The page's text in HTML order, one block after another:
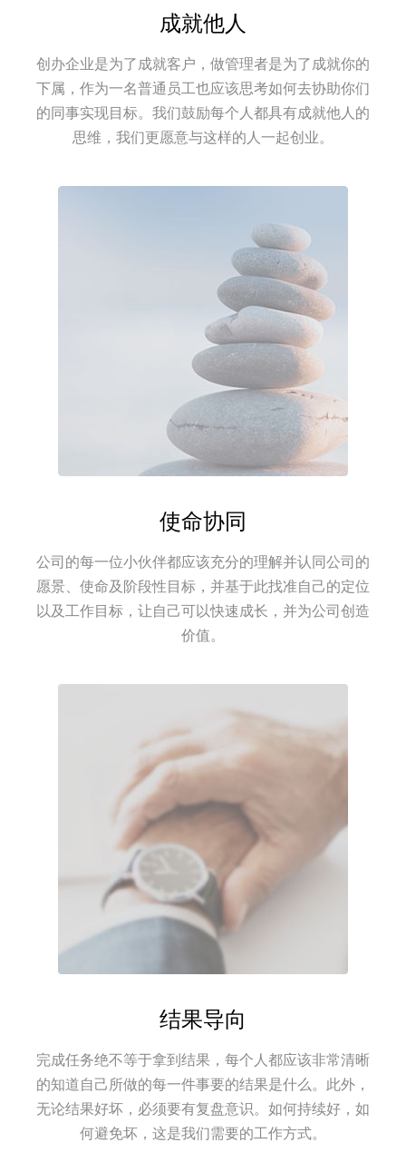
成就他人
创办企业是为了成就客户，做管理者是为了成就你的
下属，作为一名普通员工也应该思考如何去协助你们
的同事实现目标。我们鼓励每个人都具有成就他人的
思维，我们更愿意与这样的人一起创业。
使命协同
公司的每一位小伙伴都应该充分的理解并认同公司的
愿景、使命及阶段性目标，并基于此找准自己的定位
以及工作目标，让自己可以快速成长，并为公司创造
价值。
结果导向
完成任务绝不等于拿到结果，每个人都应该非常清晰
的知道自己所做的每一件事要的结果是什么。此外，
无论结果好坏，必须要有复盘意识。如何持续好，如
何避免坏，这是我们需要的工作方式。